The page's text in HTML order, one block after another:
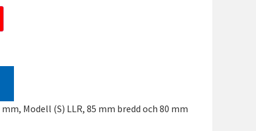
mm, Modell (S) LLR, 85 mm bredd och 80 mm